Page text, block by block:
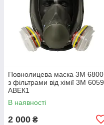
Повнолицева маска 3M 6800
з фільтрами від хімії 3М 6059
АВЕК1
В наявності
2 000 ₴